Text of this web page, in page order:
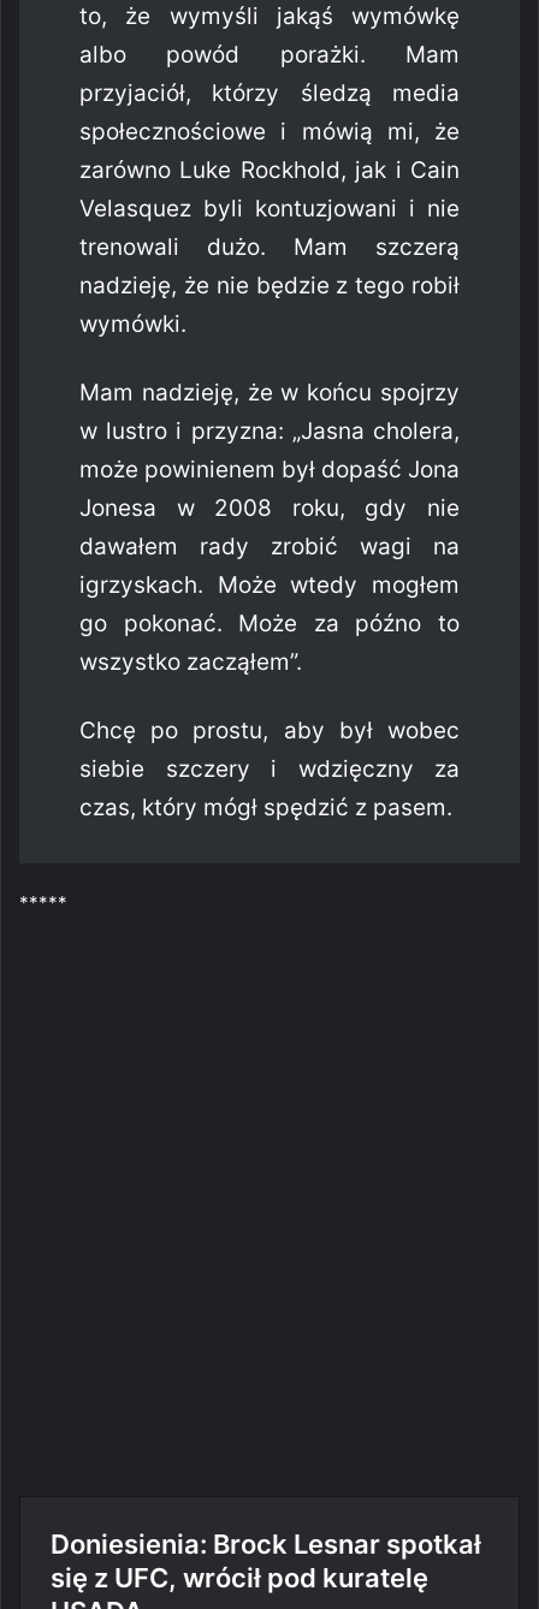
to, że wymyśli jakąś wymówkę
albo powód porażki. Mam
przyjaciół, którzy śledzą media
społecznościowe i mówią mi, że
zarówno Luke Rockhold, jak i Cain
Velasquez byli kontuzjowani i nie
trenowali dużo. Mam szczerą
nadzieję, że nie będzie z tego robił
wymówki.
Mam nadzieję, że w końcu spojrzy
w lustro i przyzna: „Jasna cholera,
może powinienem był dopaść Jona
Jonesa w 2008 roku, gdy nie
dawałem rady zrobić wagi na
igrzyskach. Może wtedy mogłem
go pokonać. Może za późno to
wszystko zacząłem”.
Chcę po prostu, aby był wobec
siebie szczery i wdzięczny za
czas, który mógł spędzić z pasem.
*****